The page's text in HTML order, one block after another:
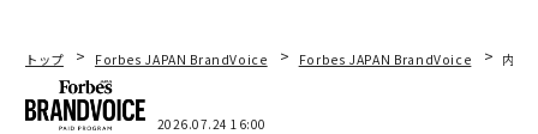
トップ Forbes JAPAN BrandVoice Forbes JAPAN BrandVoice 内製
2026.07.24 16:00